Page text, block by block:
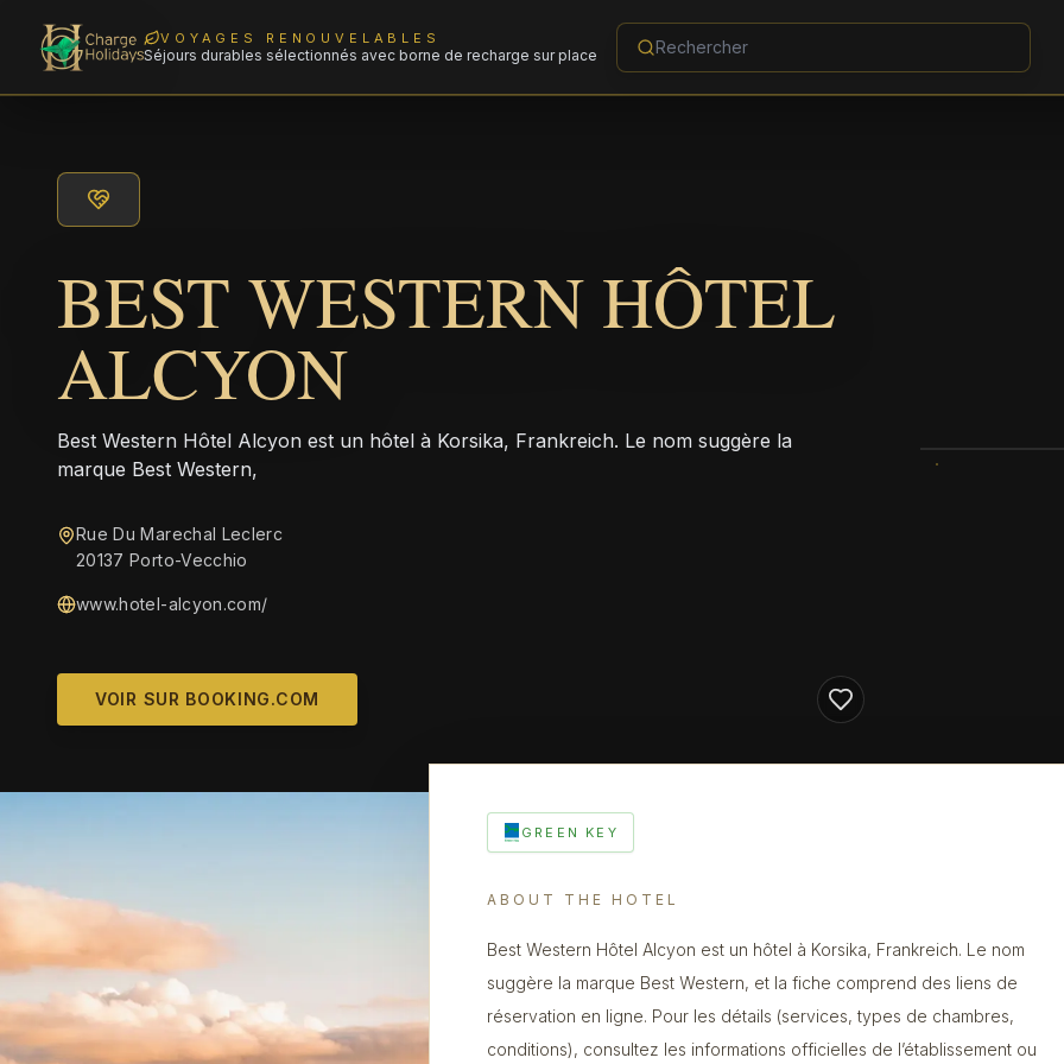
VOYAGES RENOUVELABLES
Séjours durables sélectionnés avec borne de recharge sur place
BEST WESTERN HÔTEL
ALCYON
Best Western Hôtel Alcyon est un hôtel à Korsika, Frankreich. Le nom suggère la
marque Best Western,
Rue Du Marechal Leclerc
20137 Porto-Vecchio
www.hotel-alcyon.com/
VOIR SUR BOOKING.COM
GREEN KEY
ABOUT THE HOTEL
Best Western Hôtel Alcyon est un hôtel à Korsika, Frankreich. Le nom
suggère la marque Best Western, et la fiche comprend des liens de
réservation en ligne. Pour les détails (services, types de chambres,
conditions), consultez les informations officielles de l’établissement ou